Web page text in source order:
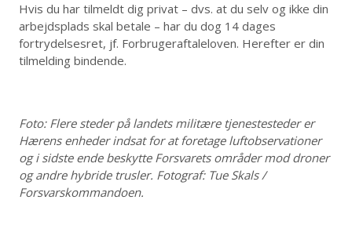
Hvis du har tilmeldt dig privat – dvs. at du selv og ikke din
arbejdsplads skal betale – har du dog 14 dages
fortrydelsesret, jf. Forbrugeraftaleloven. Herefter er din
tilmelding bindende.
Foto: Flere steder på landets militære tjenestesteder er
Hærens enheder indsat for at foretage luftobservationer
og i sidste ende beskytte Forsvarets områder mod droner
og andre hybride trusler. Fotograf: Tue Skals /
Forsvarskommandoen.